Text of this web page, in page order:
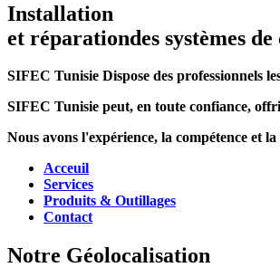
Installation
et réparationdes systèmes
SIFEC Tunisie Dispose des professionnels
SIFEC Tunisie peut, en toute confiance,
Nous avons l'expérience, la compétence et
Acceuil
Services
Produits & Outillages
Contact
Notre Géolocalisation